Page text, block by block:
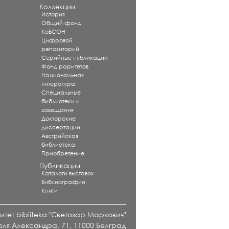
Коллекции
История
Общий фонд
КоБСОН
Цифровой
репозиторий
Серийные публикации
Фонд раритетов
Национальная
литература
Специальные
библиотеки и
завещания
Докторские
диссертации
Австрийская
библиотека
Приобретение
Публикации
Каталоги выставок
Библиографии
Книги
bibliteka "Светозар Маркович"
Александра, 71, 11000 Белград